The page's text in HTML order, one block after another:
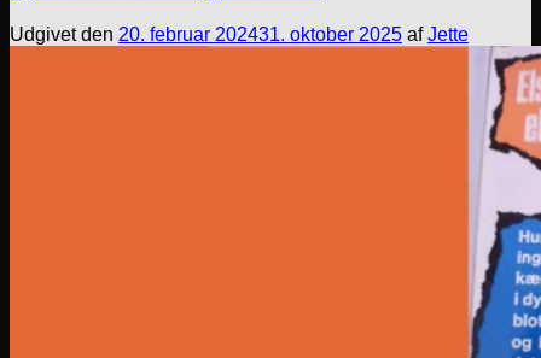
Udgivet den 20. februar 202431. oktober 2025 afJette